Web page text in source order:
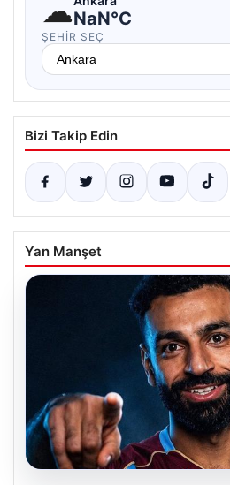
☁NaN°C
ŞEHIR SEÇ
Bizi Takip Edin
Yan Manşet